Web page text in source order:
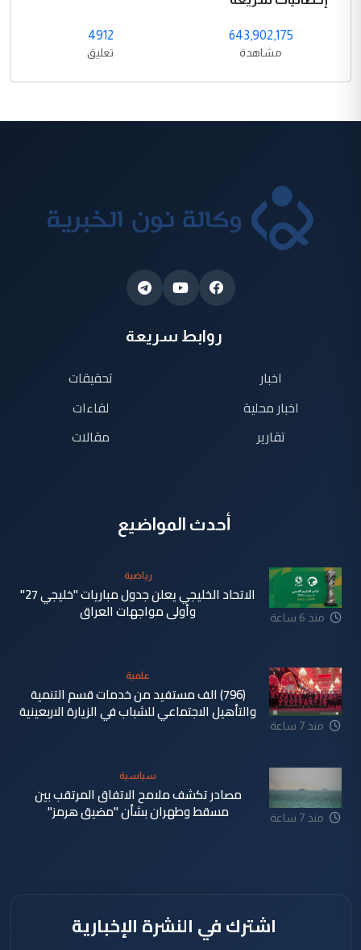
643,902,175
مشاهدة
4912
تعليق
روابط سريعة
اخبار
اخبار محلية
تقارير
تحقيقات
لقاءات
مقالات
أحدث المواضيع
منذ 6 ساعة
رياضية
الاتحاد الخليجي يعلن جدول مباريات "خليجي 27"
وأولى مواجهات العراق
منذ 7 ساعة
علمية
(796) الف مستفيد من خدمات قسم التنمية
والتأهيل الاجتماعي للشباب في الزيارة الاربعينية
منذ 7 ساعة
سياسية
مصادر تكشف ملامح الاتفاق المرتقب بين
مسقط وطهران بشأن "مضيق هرمز"
اشترك في النشرة الإخبارية